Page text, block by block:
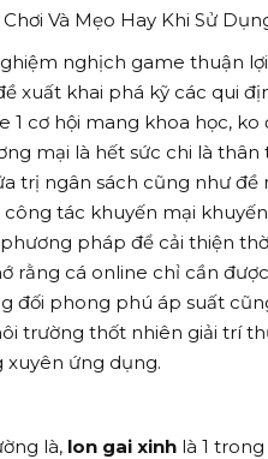
Và Mẹo Hay Khi Sử
nghịch game thuận
xuất khai phá kỹ các qui
1 cơ hội mang khoa học,
mại là hết sức chi là
trị ngân sách cũng như đề
tác khuyến mại
pháp để cải thiện
rằng cá online chỉ cần
đối phong phú áp suất
trường thốt nhiên giải trí
xuyên ứng dụng.
là, lon gai xinh là 1